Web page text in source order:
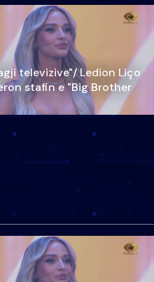
televizive"/ Ledion Liço
stafin e "Big Brother